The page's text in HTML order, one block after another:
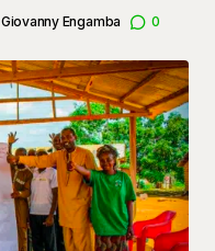
Giovanny Engamba 0